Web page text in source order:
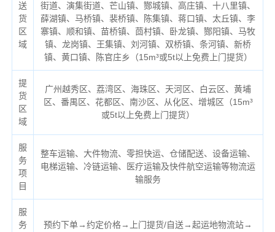
送
货
区
域
街道、演集街道、芒山镇、酂城镇、高庄镇、十八里镇、
薛湖镇、马桥镇、裴桥镇、陈集镇、蒋口镇、太丘镇、李
寨镇、顺和镇、苗桥镇、茴村镇、卧龙镇、酂阳镇、马牧
镇、龙岗镇、王集镇、刘河镇、双桥镇、条河镇、新桥
镇、黄口镇、陈官庄乡（15m³或5t以上免费上门提货）
提
货
区
域
广州越秀区、荔湾区、海珠区、天河区、白云区、黄埔
区、番禺区、花都区、南沙区、从化区、增城区（15m³
或5t以上免费上门提货）
服
务
项
目
整车运输、大件物流、零担快运、仓储配送、设备运输、
电梯运输、冷链运输、医疗运输及快件航空运输等物流运
输服务
服
务
预约下单→约定价格→上门提货/自送→起运地物流站→